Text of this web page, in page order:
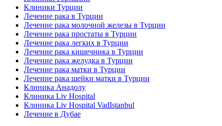
Клиники Турции
Лечение рака в Турции
Лечение рака молочной железы в Турции
Лечение рака простаты в Турции
Лечение рака легких в Турции
Лечение рака кишечника в Турции
Лечение рака желудка в Турции
Лечение рака матки в Турции
Лечение рака шейки матки в Турции
Клиника Анадолу
Клиника Liv Hospital
Клиника Liv Hospital VadIstanbul
Лечение в Дубае